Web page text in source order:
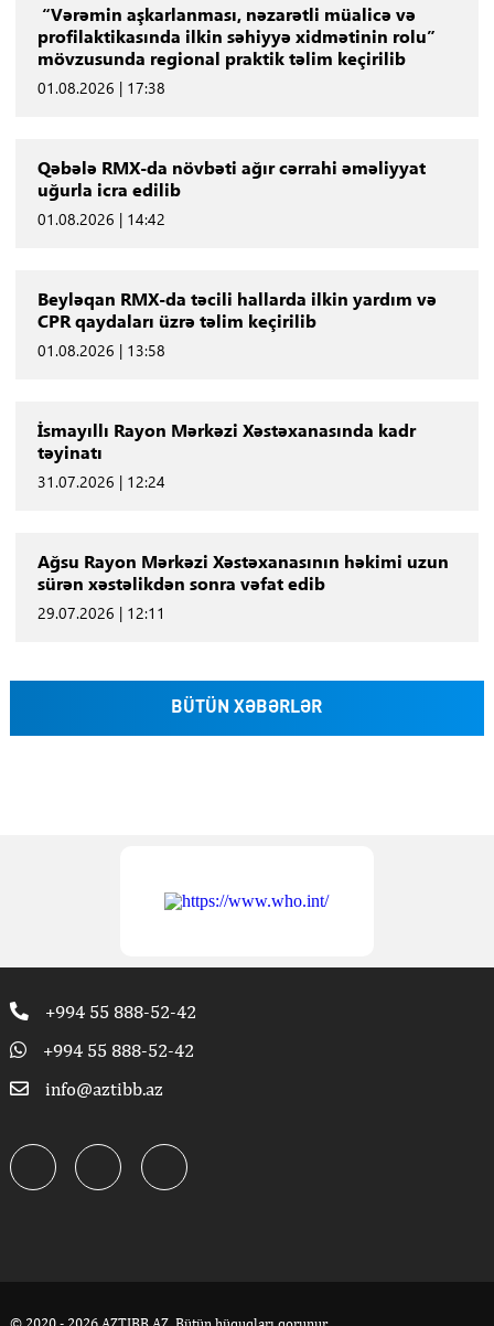
“Vərəmin aşkarlanması, nəzarətli müalicə və
profilaktikasında ilkin səhiyyə xidmətinin rolu”
mövzusunda regional praktik təlim keçirilib
01.08.2026 | 17:38
Qəbələ RMX-da növbəti ağır cərrahi əməliyyat
uğurla icra edilib
01.08.2026 | 14:42
Beyləqan RMX-da təcili hallarda ilkin yardım və
CPR qaydaları üzrə təlim keçirilib
01.08.2026 | 13:58
İsmayıllı Rayon Mərkəzi Xəstəxanasında kadr
təyinatı
31.07.2026 | 12:24
Ağsu Rayon Mərkəzi Xəstəxanasının həkimi uzun
sürən xəstəlikdən sonra vəfat edib
29.07.2026 | 12:11
BÜTÜN XƏBƏRLƏR
+994 55 888-52-42
+994 55 888-52-42
info@aztibb.az